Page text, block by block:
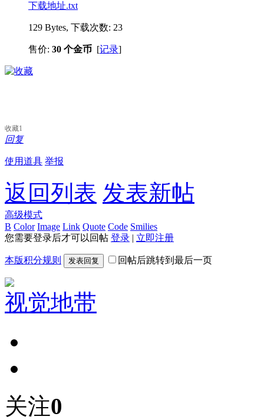
下载地址.txt
129 Bytes, 下载次数: 23
售价: 30 个金币 [记录]
收藏1
回复
使用道具 举报
返回列表 发表新帖
高级模式
B Color Image Link Quote Code Smilies
您需要登录后才可以回帖 登录 | 立即注册
本版积分规则 发表回复 回帖后跳转到最后一页
视觉地带
关注0